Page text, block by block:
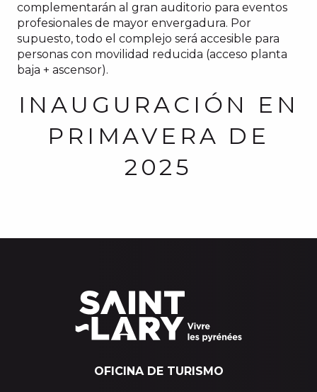
complementarán al gran auditorio para eventos
profesionales de mayor envergadura. Por
supuesto, todo el complejo será accesible para
personas con movilidad reducida (acceso planta
baja + ascensor).
INAUGURACIÓN EN
PRIMAVERA DE
2025
OFICINA DE TURISMO